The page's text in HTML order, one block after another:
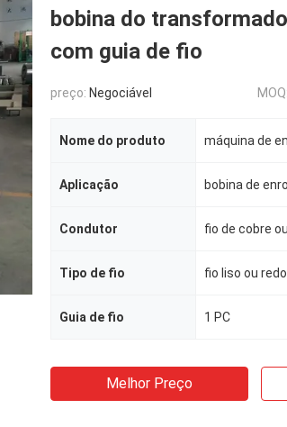
bobina do
com guia de fio
preço: Negociável MOQ:
Nome do produto
Aplicação bobina de
Condutor fio de cobre
Tipo de fio fio liso ou
Guia de fio 1 PC
Melhor Preço